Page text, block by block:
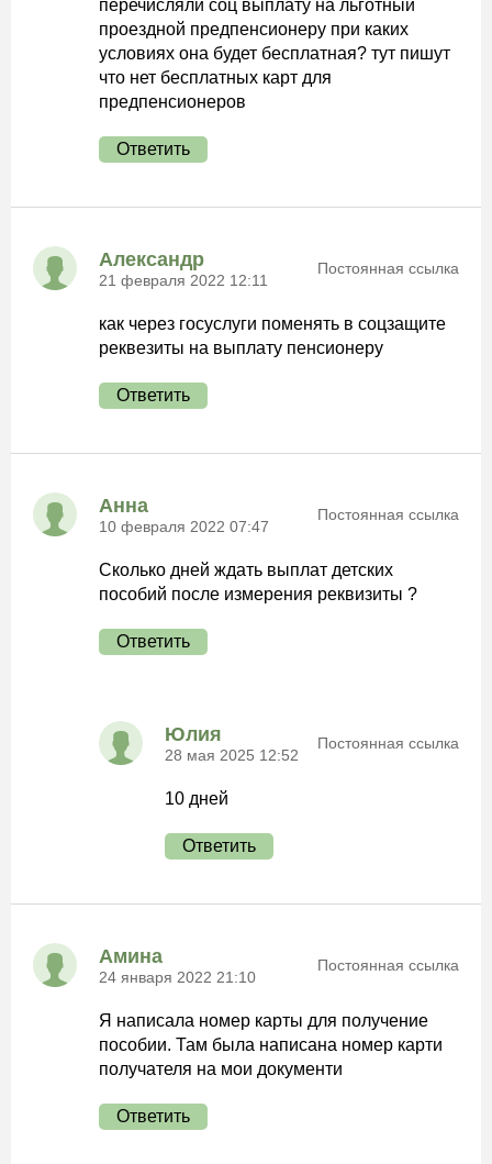
перечисляли соц выплату на льготный
проездной предпенсионеру при каких
условиях она будет бесплатная? тут пишут
что нет бесплатных карт для
предпенсионеров
Ответить
Александр
21 февраля 2022 12:11
Постоянная ссылка
как через госуслуги поменять в соцзащите
реквезиты на выплату пенсионеру
Ответить
Анна
10 февраля 2022 07:47
Постоянная ссылка
Сколько дней ждать выплат детских
пособий после измерения реквизиты ?
Ответить
Юлия
28 мая 2025 12:52
Постоянная ссылка
10 дней
Ответить
Амина
24 января 2022 21:10
Постоянная ссылка
Я написала номер карты для получение
пособии. Там была написана номер карти
получателя на мои документи
Ответить